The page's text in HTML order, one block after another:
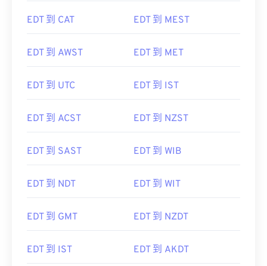
EDT 到 CAT EDT 到 MEST
EDT 到 AWST EDT 到 MET
EDT 到 UTC EDT 到 IST
EDT 到 ACST EDT 到 NZST
EDT 到 SAST EDT 到 WIB
EDT 到 NDT EDT 到 WIT
EDT 到 GMT EDT 到 NZDT
EDT 到 IST EDT 到 AKDT